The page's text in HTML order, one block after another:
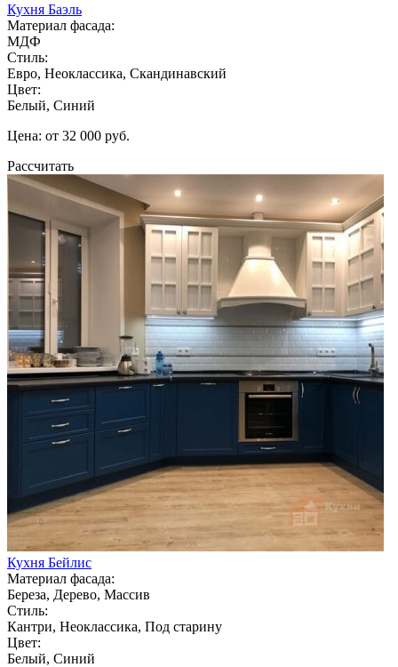
Кухня Баэль
Материал фасада:
МДФ
Стиль:
Евро, Неоклассика, Скандинавский
Цвет:
Белый, Синий
Цена: от 32 000 руб.
Рассчитать
Кухня Бейлис
Материал фасада:
Береза, Дерево, Массив
Стиль:
Кантри, Неоклассика, Под старину
Цвет:
Белый, Синий